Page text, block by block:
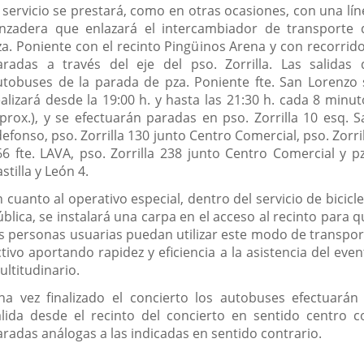
servicio se prestará, como en otras ocasiones, con una
que enlazará el intercambiador de transporte
Poniente con el recinto Pingüinos Arena y con
a través del eje del pso. Zorrilla. Las salidas
de la parada de pza. Poniente fte. San Lorenzo
desde la 19:00 h. y hasta las 21:30 h. cada 8
y se efectuarán paradas en pso. Zorrilla 10 esq.
pso. Zorrilla 130 junto Centro Comercial, pso.
fte. LAVA, pso. Zorrilla 238 junto Centro Comercial y
y León 4.
cuanto al operativo especial, dentro del servicio de
se instalará una carpa en el acceso al recinto para
personas usuarias puedan utilizar este modo de
aportando rapidez y eficiencia a la asistencia del
vez finalizado el concierto los autobuses efectuarán
desde el recinto del concierto en sentido centro
análogas a las indicadas en sentido contrario.